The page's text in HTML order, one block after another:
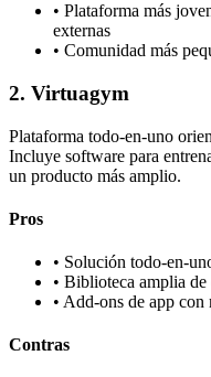
• Plataforma más
externas
• Comunidad más
2. Virtuagym
Plataforma todo-en-uno
Incluye software para
un producto más amplio.
Pros
• Solución todo-en-
• Biblioteca amplia de
• Add-ons de app con
Contras